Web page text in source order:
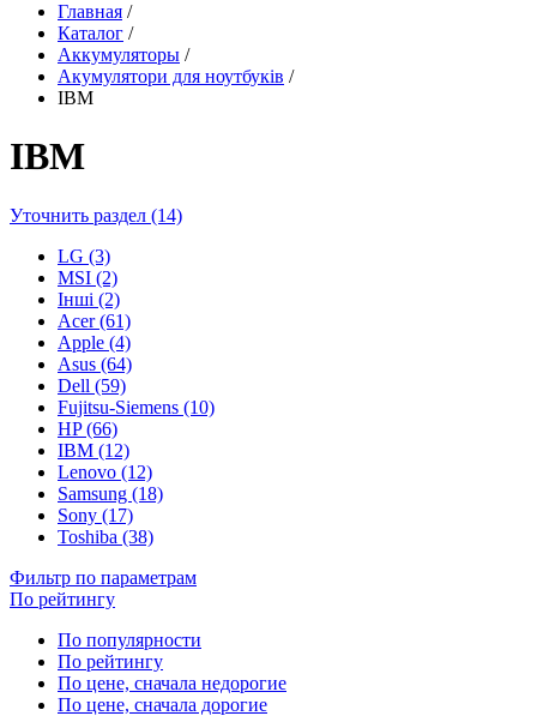
Главная /
Каталог /
Аккумуляторы /
Акумулятори для ноутбуків /
IBM
IBM
Уточнить раздел (14)
LG (3)
MSI (2)
Інші (2)
Acer (61)
Apple (4)
Asus (64)
Dell (59)
Fujitsu-Siemens (10)
HP (66)
IBM (12)
Lenovo (12)
Samsung (18)
Sony (17)
Toshiba (38)
Фильтр по параметрам
По рейтингу
По популярности
По рейтингу
По цене, сначала недорогие
По цене, сначала дорогие